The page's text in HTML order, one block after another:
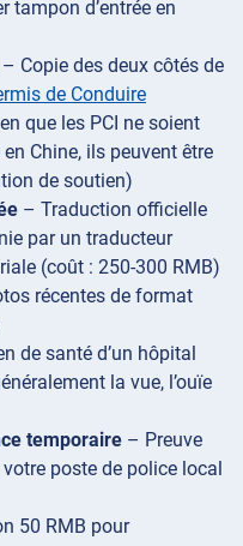
tampon d’entrée en
– Copie des deux côtés de
de Conduire
que les PCI ne soient
Chine, ils peuvent être
de soutien)
– Traduction officielle
par un traducteur
(coût : 250-300 RMB)
récentes de format
de santé d’un hôpital
la vue, l’ouïe
temporaire – Preuve
poste de police local
50 RMB pour